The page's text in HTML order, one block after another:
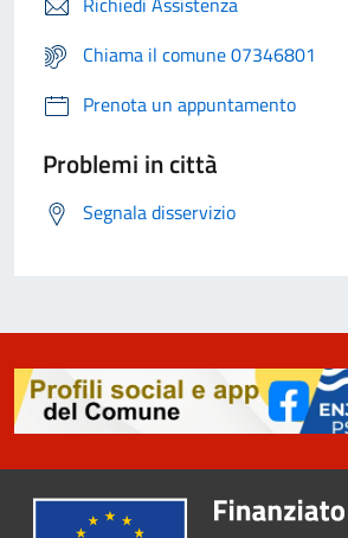
Chiama il comune 07346801
Prenota un appuntamento
Problemi in città
Segnala disservizio